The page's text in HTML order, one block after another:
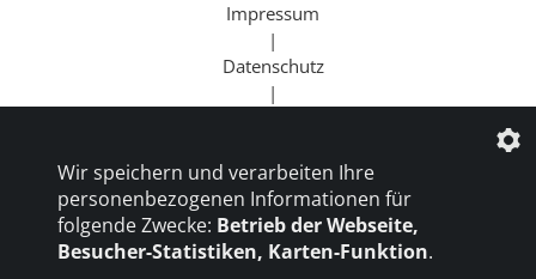
Impressum
|
Datenschutz
|
Beratung
|
Goldener Rollstuhl
|
Wir speichern und verarbeiten Ihre
personenbezogenen Informationen für
folgende Zwecke: Betrieb der Webseite,
Besucher-Statistiken, Karten-Funktion.